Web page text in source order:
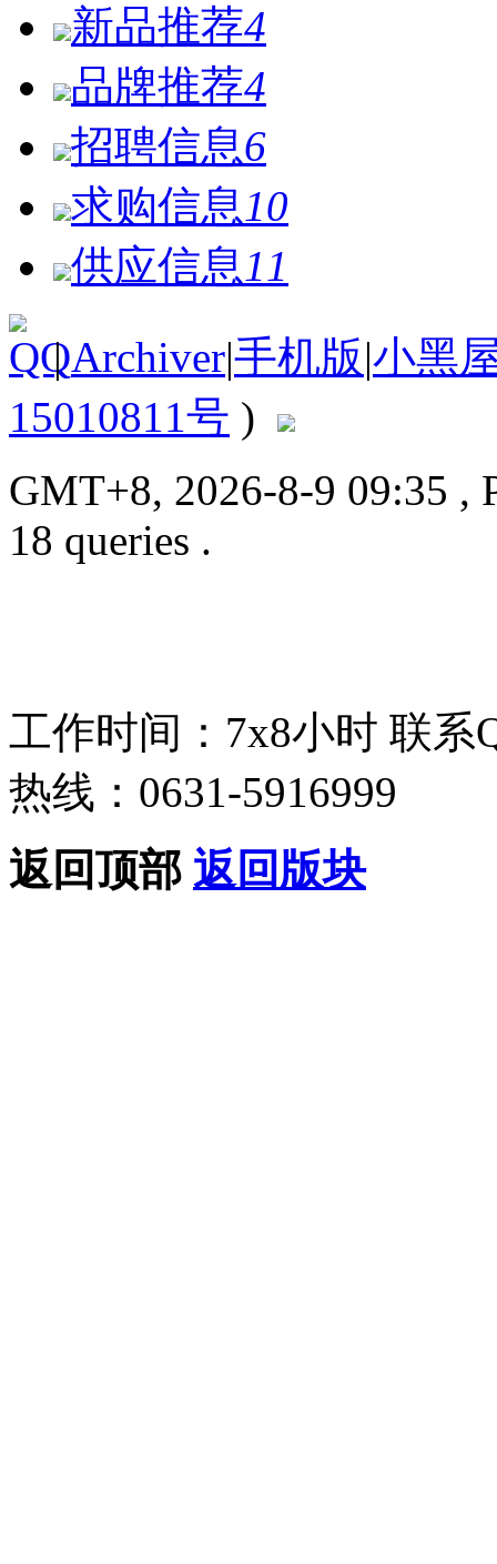
新品推荐4
品牌推荐4
招聘信息6
求购信息 10
供应信息 11
| Archiver|手机版|小黑
15010811号 )
GMT+8, 2026-8-9 09:35 ,
18 queries .
工作时间：7x8小时 联系
热线：0631-5916999
返回顶部 返回版块